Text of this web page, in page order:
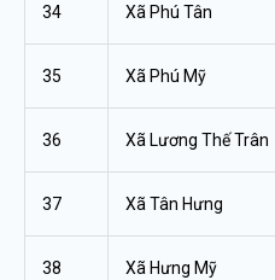
34 Xã Phú Tân
35 Xã Phú Mỹ
36 Xã Lương Thế Trân
37 Xã Tân Hưng
38 Xã Hưng Mỹ